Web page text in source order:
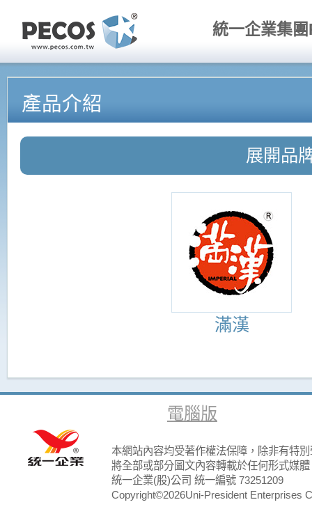
統一企業集
產品介紹
展開品
滿漢
電腦版
本網站內容均受著作權法保障，除非有特
將全部或部分圖文內容轉載於任何形式媒體
統一企業(股)公司 統一編號 73251209
Copyright©2026Uni-President Enterprises